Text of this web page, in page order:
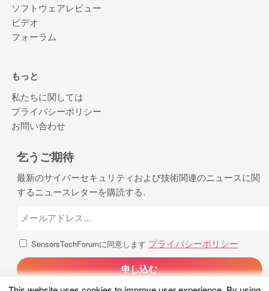
ソフトウェアレビュー
ビデオ
フォーラム
もっと
私たちに関しては
プライバシーポリシー
お問い合わせ
乞うご期待
最新のサイバーセキュリティおよび技術関連のニュースに関
するニュースレターを購読する.
SensorsTechForumに同意します プライバシーポリシー